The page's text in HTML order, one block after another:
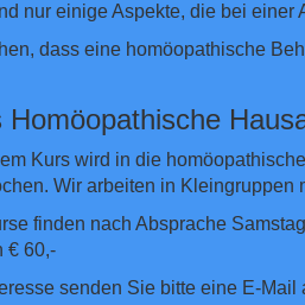
nur einige Aspekte, die bei
dass eine homöopathische
Homöopathische
Kurs wird in die
Wir arbeiten in Kleingruppen
finden nach Absprache
€ 60,-
senden Sie bitte eine E-Mail